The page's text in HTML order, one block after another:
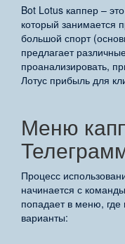
Bot Lotus каппер –
который занимается
большой спорт
предлагает
проанализировать,
Лотус прибыль для
Меню
Процесс
начинается с
попадает в меню,
варианты: